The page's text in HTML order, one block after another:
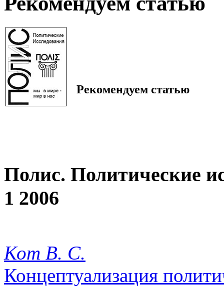
Рекомендуем статью
Полис. Политические
1 2006
Кот В. С.
Концептуализация